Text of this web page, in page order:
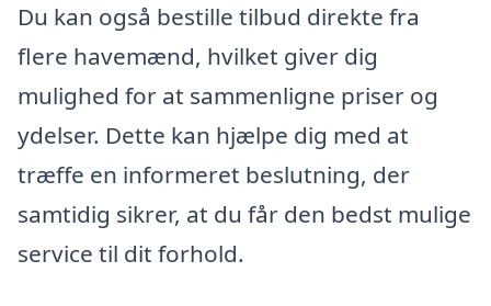
Du kan også bestille tilbud direkte fra
flere havemænd, hvilket giver dig
mulighed for at sammenligne priser og
ydelser. Dette kan hjælpe dig med at
træffe en informeret beslutning, der
samtidig sikrer, at du får den bedst mulige
service til dit forhold.